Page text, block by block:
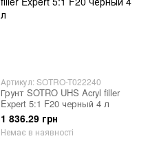
Артикул: SOTRO-T022240
Грунт SOTRO UHS Acryl filler
Expert 5:1 F20 черный 4 л
1 836.29 грн
Немає в наявності